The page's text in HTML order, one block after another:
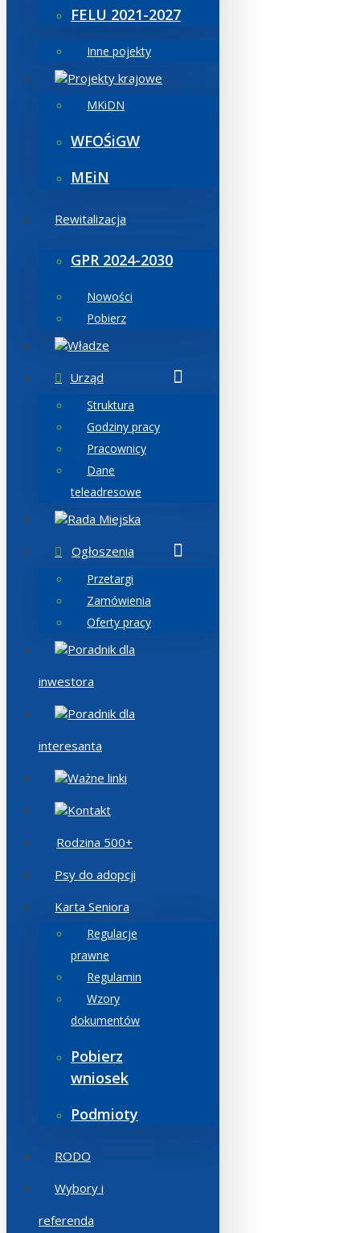
FELU 2021-2027
Inne pojekty
Projekty krajowe
MKiDN
WFOŚiGW
MEiN
Rewitalizacja
GPR 2024-2030
Nowości
Pobierz
Władze
Urząd
Struktura
Godziny pracy
Pracownicy
Dane
teleadresowe
Rada Miejska
Ogłoszenia
Przetargi
Zamówienia
Oferty pracy
Poradnik dla
inwestora
Poradnik dla
interesanta
Ważne linki
Kontakt
Rodzina 500+
Psy do adopcji
Karta Seniora
Regulacje
prawne
Regulamin
Wzory
dokumentów
Pobierz
wniosek
Podmioty
RODO
Wybory i
referenda